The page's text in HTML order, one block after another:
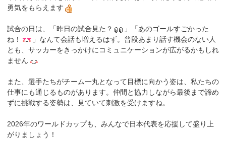
勇気をもらえます
試合の日は、「昨日の試合見た？
」「あのゴールすごかった
ね！
」なんて会話も増えるはず。普段あまり話す機会のない人
とも、サッカーをきっかけにコミュニケーションが広がるかもしれ
ません
また、選手たちがチーム一丸となって目標に向かう姿は、私たちの
仕事にも通じるものがあります。仲間と協力しながら最後まで諦め
ずに挑戦する姿勢は、見ていて刺激を受けますね。
2026年のワールドカップも、みんなで日本代表を応援して盛り上
がりましょう！